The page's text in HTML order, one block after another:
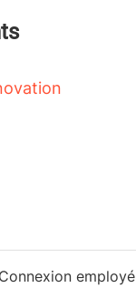
Connexion employé